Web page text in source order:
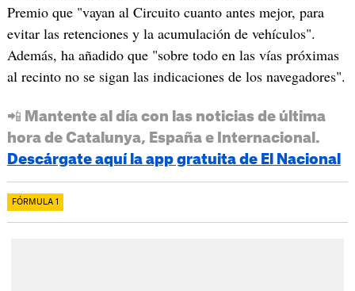
Premio que "vayan al Circuito cuanto antes mejor, para
evitar las retenciones y la acumulación de vehículos".
Además, ha añadido que "sobre todo en las vías próximas
al recinto no se sigan las indicaciones de los navegadores".
📲 Mantente al día con las noticias de última
hora de Catalunya, España e Internacional.
Descárgate aquí la app gratuita de El Nacional
FÓRMULA 1